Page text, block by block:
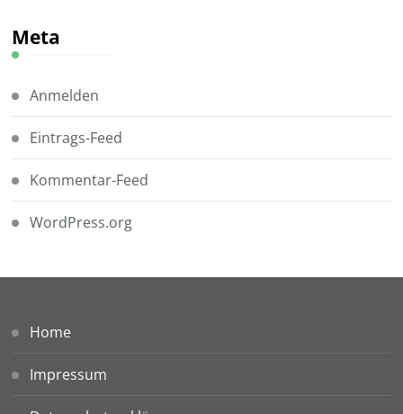
Meta
Anmelden
Eintrags-Feed
Kommentar-Feed
WordPress.org
Home
Impressum